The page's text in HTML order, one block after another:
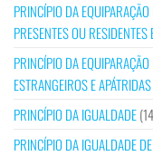
PRINCÍPIO DA
PRESENTES OU RESIDENTES
PRINCÍPIO DA
ESTRANGEIROS E APÁTRIDAS
PRINCÍPIO DA IGUALDADE
PRINCÍPIO DA IGUALDADE